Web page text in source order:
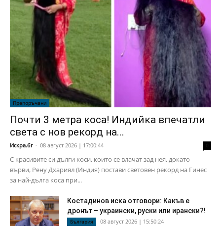
Препоръчани
Почти 3 метра коса! Индийка впечатли
света с нов рекорд на...
Искра.бг - 08 август 2026 | 17:00:44
С красивите си дълги коси, които се влачат зад нея, докато
върви, Рену Дхариял (Индия) постави световен рекорд на Гинес
за най-дълга коса при...
Костадинов иска отговори: Какъв е
дронът – украински, руски или ирански?!
България 08 август 2026 | 15:50:24